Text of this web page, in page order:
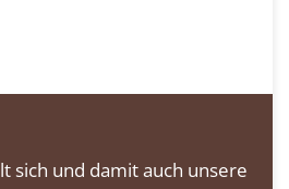
sich und damit auch unsere